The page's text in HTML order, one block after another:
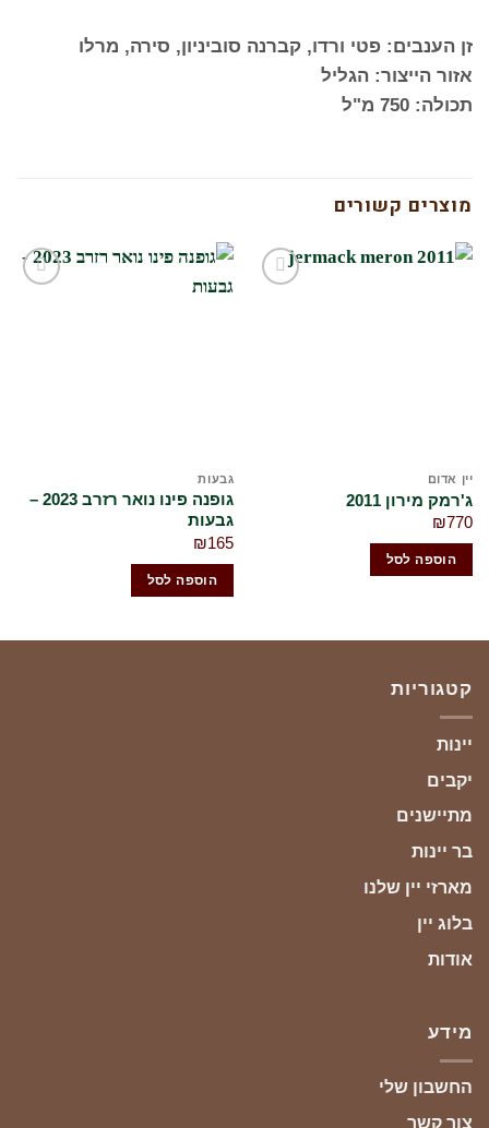
זן הענבים: פטי ורדו, קברנה סוביניון, סירה, מרלו
אזור הייצור: הגליל
תכולה: 750 מ"ל
מוצרים קשורים
יין אדום
ג'רמק מירון 2011
₪770
הוספה לסל
גבעות
גופנה פינו נואר רזרב 2023 –
גבעות
₪165
הוספה לסל
קטגוריות
יינות
יקבים
מתיישנים
בר יינות
מארזי יין שלנו
בלוג יין
אודות
מידע
החשבון שלי
צור קשר